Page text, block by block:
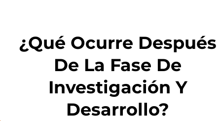
¿Qué Ocurre Después
De La Fase De
Investigación Y
Desarrollo?